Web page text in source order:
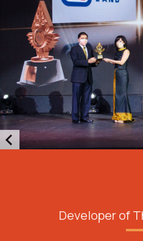
Developer of